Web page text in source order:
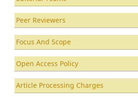
Peer Reviewers
Focus And Scope
Open Access Policy
Article Processing Charges